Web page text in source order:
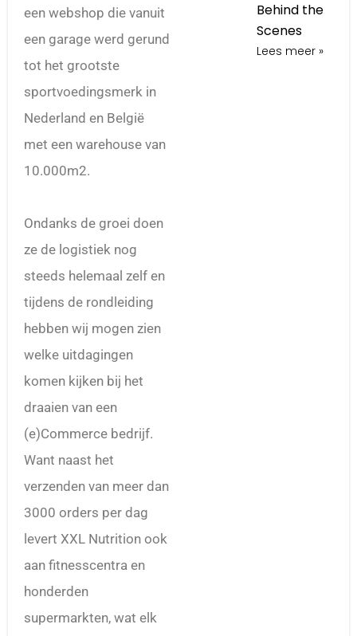
een webshop die vanuit
een garage werd gerund
tot het grootste
sportvoedingsmerk in
Nederland en België
met een warehouse van
10.000m2.
Ondanks de groei doen
ze de logistiek nog
steeds helemaal zelf en
tijdens de rondleiding
hebben wij mogen zien
welke uitdagingen
komen kijken bij het
draaien van een
(e)Commerce bedrijf.
Want naast het
verzenden van meer dan
3000 orders per dag
levert XXL Nutrition ook
aan fitnesscentra en
honderden
supermarkten, wat elk
Behind the
Scenes
Lees meer »